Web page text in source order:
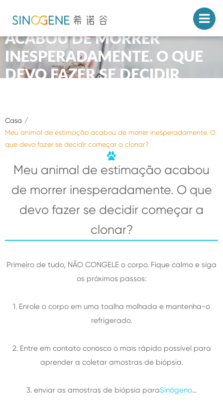
MEU ANIMAL DE ESTIMAÇÃO
ACABOU DE MORRER
INESPERADAMENTE. O QUE
DEVO FAZER SE DECIDIR
Casa
Meu animal de estimação acabou de morrer inesperadamente. O
que devo fazer se decidir começar a clonar?
Meu animal de estimação acabou
de morrer inesperadamente. O que
devo fazer se decidir começar a
clonar?
Primeiro de tudo, NÃO CONGELE o corpo. Fique calmo e siga
os próximos passos:
1. Enrole o corpo em uma toalha molhada e mantenha-o
refrigerado.
2. Entre em contato conosco o mais rápido possível para
aprender a coletar amostras de biópsia.
3. enviar as amostras de biópsia paraSinógeno...